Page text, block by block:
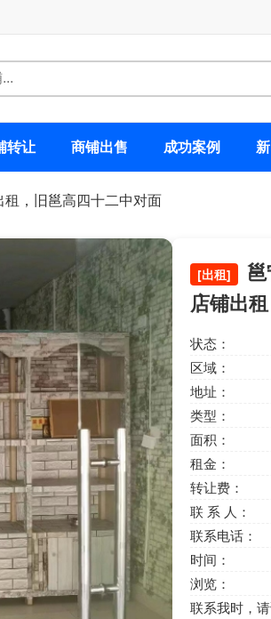
转让 商铺出售 成功案例
，旧邕高四十二中对面
[出租]
店铺出
状态：
区域：
地址：
类型：
面积：
租金：
转让费：
联 系 人：
联系电话：
时间：
浏览：
联系我时，